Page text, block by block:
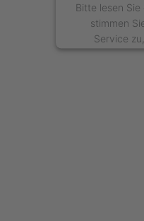
Bitte lesen
stimmen
Service